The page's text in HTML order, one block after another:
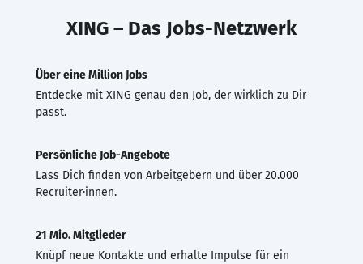
XING – Das Jobs-Netzwerk
Über eine Million Jobs
Entdecke mit XING genau den Job, der wirklich zu Dir
passt.
Persönliche Job-Angebote
Lass Dich finden von Arbeitgebern und über 20.000
Recruiter·innen.
21 Mio. Mitglieder
Knüpf neue Kontakte und erhalte Impulse für ein